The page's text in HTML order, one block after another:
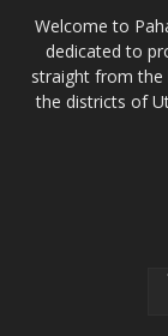
Welcome to
dedicated to
straight from the
the districts of